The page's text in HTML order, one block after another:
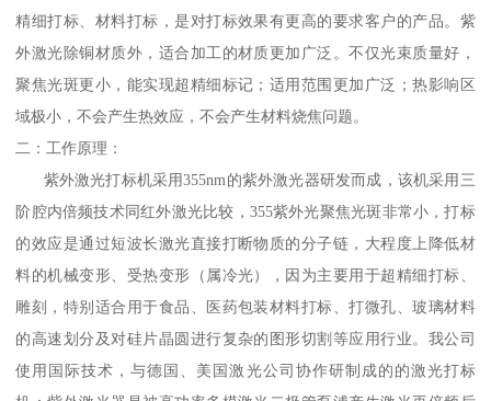
精细打标、材料打标，是对打标效果有更高的要求客户的产品。紫
外激光除铜材质外，适合加工的材质更加广泛。不仅光束质量好，
聚焦光斑更小，能实现超精细标记；适用范围更加广泛；热影响区
域极小，不会产生热效应，不会产生材料烧焦问题。
二：工作原理：
紫外激光打标机采用355nm的紫外激光器研发而成，该机采用三
阶腔内倍频技术同红外激光比较，355紫外光聚焦光斑非常小，打标
的效应是通过短波长激光直接打断物质的分子链，大程度上降低材
料的机械变形、受热变形（属冷光），因为主要用于超精细打标、
雕刻，特别适合用于食品、医药包装材料打标、打微孔、玻璃材料
的高速划分及对硅片晶圆进行复杂的图形切割等应用行业。我公司
使用国际技术，与德国、美国激光公司协作研制成的的激光打标